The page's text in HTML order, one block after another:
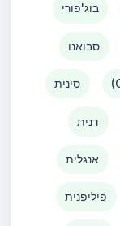
בוג'פורי
סבואנו
סינית
דנית
אנגלית
פיליפנית